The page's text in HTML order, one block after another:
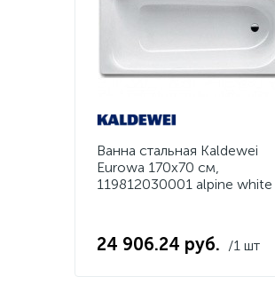
Ванна стальная Kaldewei
Eurowa 170х70 см,
119812030001 alpine white
24 906.24 руб. /1 шт